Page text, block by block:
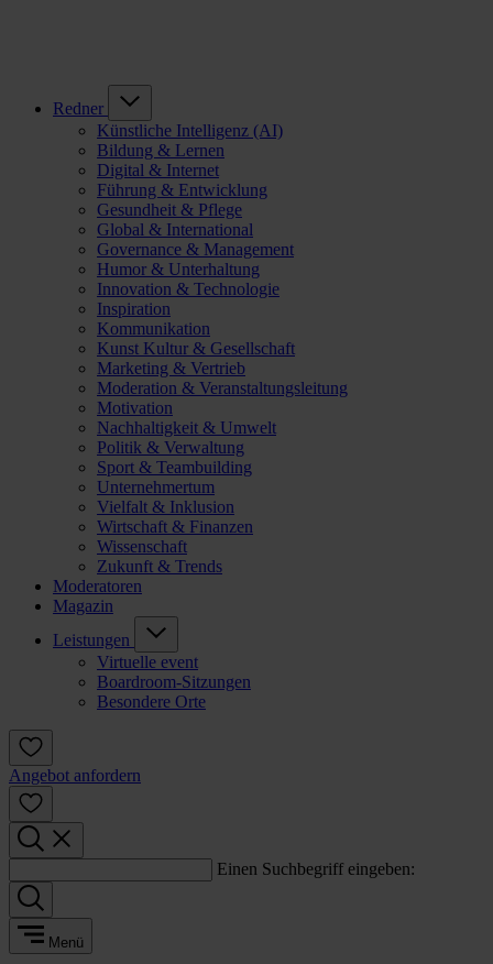
Redner
Künstliche Intelligenz (AI)
Bildung & Lernen
Digital & Internet
Führung & Entwicklung
Gesundheit & Pflege
Global & International
Governance & Management
Humor & Unterhaltung
Innovation & Technologie
Inspiration
Kommunikation
Kunst Kultur & Gesellschaft
Marketing & Vertrieb
Moderation & Veranstaltungsleitung
Motivation
Nachhaltigkeit & Umwelt
Politik & Verwaltung
Sport & Teambuilding
Unternehmertum
Vielfalt & Inklusion
Wirtschaft & Finanzen
Wissenschaft
Zukunft & Trends
Moderatoren
Magazin
Leistungen
Virtuelle event
Boardroom-Sitzungen
Besondere Orte
Angebot anfordern
Einen Suchbegriff eingeben:
Menü